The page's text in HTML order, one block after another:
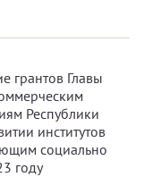
грантов Главы
Республики
институтов
социально
году